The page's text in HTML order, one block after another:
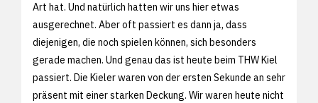
Art hat. Und natürlich hatten wir uns hier etwas
ausgerechnet. Aber oft passiert es dann ja, dass
diejenigen, die noch spielen können, sich besonders
gerade machen. Und genau das ist heute beim THW Kiel
passiert. Die Kieler waren von der ersten Sekunde an sehr
präsent mit einer starken Deckung. Wir waren heute nicht